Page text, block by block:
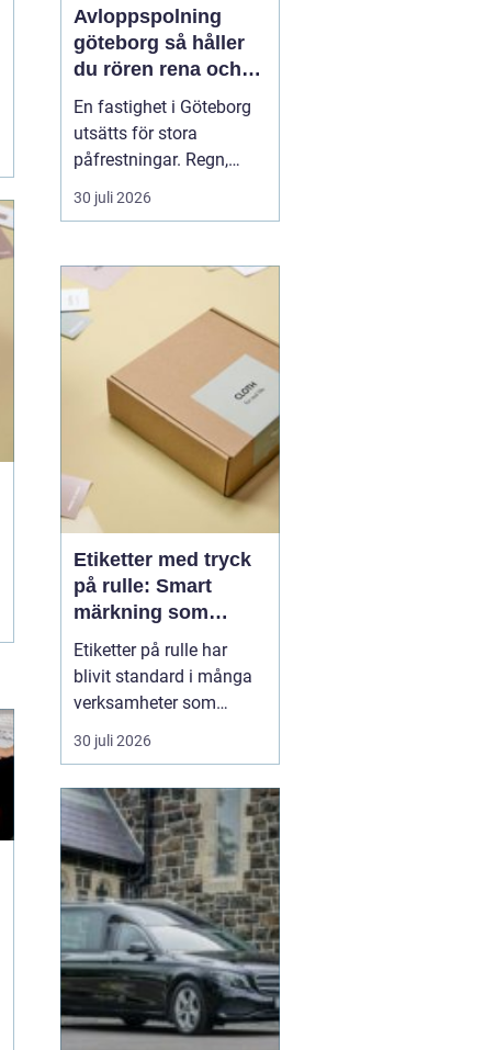
Avloppspolning
göteborg så håller
du rören rena och
trygga året runt
En fastighet i Göteborg
utsätts för stora
påfrestningar. Regn,
snabba
temperaturväxlingar och
avloppen behöver mer
omsorg än många tror.
När vatten börjar rinna
undan långsamt, avlopp
luktar illa eller
golvbrunnar bubblar är...
30 juli 2026
Etiketter med tryck
på rulle: Smart
märkning som
stärker både flöde
och varumärke
Etiketter på rulle har
blivit standard i många
verksamheter som
behöver snabb, tydlig
och hållbar märkning.
livsmedel, ehandel, lager
eller butiker handlar allt i
grunden om samma sak:
rätt ...
30 juli 2026